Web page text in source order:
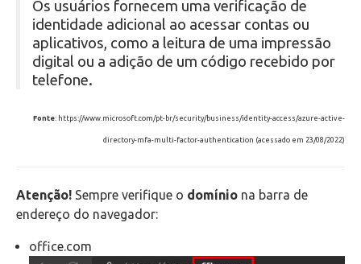
EAD
Suporte
Videoconferência
Office 365
Microsoft Teams
Os usuários fornecem uma verificação de
identidade adicional ao acessar contas ou
aplicativos, como a leitura de uma impressão
digital ou a adição de um código recebido por
telefone.
Fonte: https://www.microsoft.com/pt-br/security/business/identity-access/azure-active-
directory-mfa-multi-factor-authentication (acessado em 23/08/2022)
Atenção! Sempre verifique o domínio na barra de
endereço do navegador:
office.com